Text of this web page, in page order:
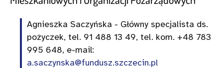
Agnieszka Saczyńska - Główny specjalista ds.
pożyczek, tel. 91 488 13 49, tel. kom. +48 783
995 648, e-mail:
a.saczynska@fundusz.szczecin.pl